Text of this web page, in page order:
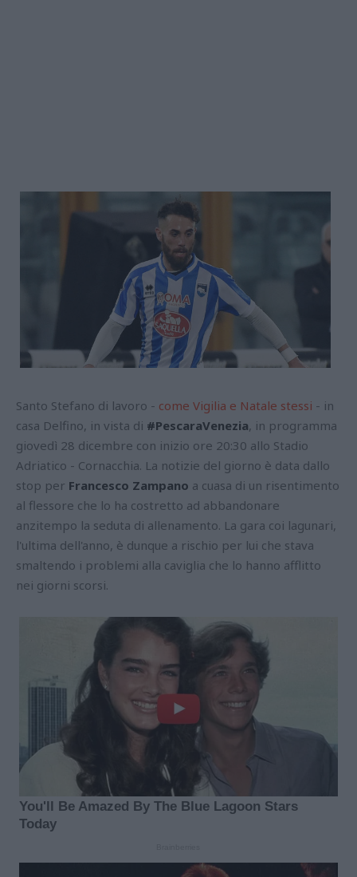
Santo Stefano di lavoro - come Vigilia e Natale stessi - in
casa Delfino, in vista di #PescaraVenezia, in programma
giovedì 28 dicembre con inizio ore 20:30 allo Stadio
Adriatico - Cornacchia. La notizie del giorno è data dallo
stop per Francesco Zampano a cuasa di un risentimento
al flessore che lo ha costretto ad abbandonare
anzitempo la seduta di allenamento. La gara coi lagunari,
l'ultima dell'anno, è dunque a rischio per lui che stava
smaltendo i problemi alla caviglia che lo hanno afflitto
nei giorni scorsi.